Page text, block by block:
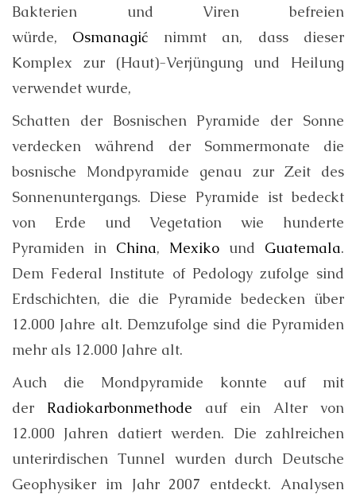
Bakterien und Viren befreien
würde, Osmanagić nimmt an, dass dieser
Komplex zur (Haut)-Verjüngung und Heilung
verwendet wurde,
Schatten der Bosnischen Pyramide der Sonne
verdecken während der Sommermonate die
bosnische Mondpyramide genau zur Zeit des
Sonnenuntergangs. Diese Pyramide ist bedeckt
von Erde und Vegetation wie hunderte
Pyramiden in China, Mexiko und Guatemala.
Dem Federal Institute of Pedology zufolge sind
Erdschichten, die die Pyramide bedecken über
12.000 Jahre alt. Demzufolge sind die Pyramiden
mehr als 12.000 Jahre alt.
Auch die Mondpyramide konnte auf mit
der Radiokarbonmethode auf ein Alter von
12.000 Jahren datiert werden. Die zahlreichen
unterirdischen Tunnel wurden durch Deutsche
Geophysiker im Jahr 2007 entdeckt. Analysen